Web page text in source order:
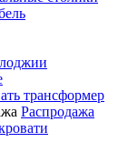
трансформер
Распродажа